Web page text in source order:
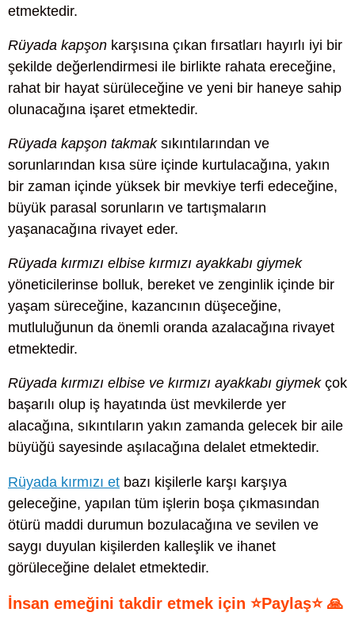
etmektedir.
Rüyada kapşon karşısına çıkan fırsatları hayırlı iyi bir
şekilde değerlendirmesi ile birlikte rahata ereceğine,
rahat bir hayat sürüleceğine ve yeni bir haneye sahip
olunacağına işaret etmektedir.
Rüyada kapşon takmaksıkıntılarından ve
sorunlarından kısa süre içinde kurtulacağına, yakın
bir zaman içinde yüksek bir mevkiye terfi edeceğine,
büyük parasal sorunların ve tartışmaların
yaşanacağına rivayet eder.
Rüyada kırmızı elbise kırmızı ayakkabı giymek
yöneticilerinse bolluk, bereket ve zenginlik içinde bir
yaşam süreceğine, kazancının düşeceğine,
mutluluğunun da önemli oranda azalacağına rivayet
etmektedir.
Rüyada kırmızı elbise ve kırmızı ayakkabı giymekçok
başarılı olup iş hayatında üst mevkilerde yer
alacağına, sıkıntıların yakın zamanda gelecek bir aile
büyüğü sayesinde aşılacağına delalet etmektedir.
Rüyada kırmızı et bazı kişilerle karşı karşıya
geleceğine, yapılan tüm işlerin boşa çıkmasından
ötürü maddi durumun bozulacağına ve sevilen ve
saygı duyulan kişilerden kalleşlik ve ihanet
görüleceğine delalet etmektedir.
İnsan emeğini takdir etmek için ⭐Paylaş⭐ 🙏